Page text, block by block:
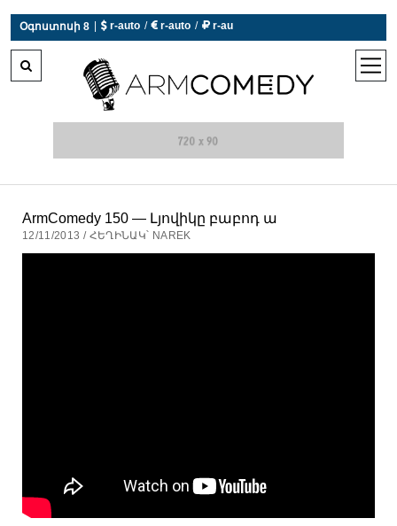
Օգոստոսի 8
 r-auto /  r-auto /  r-au
0°C  Եղանակն այսօր չի աշխատում
open
ArmComedy 150 — Լյովիկը բաբոդ ա
12/11/2013 / ՀԵՂԻՆԱԿ՝ NAREK